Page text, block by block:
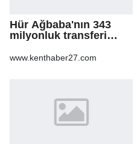
Hür Ağbaba'nın 343
milyonluk transferi
Ağbaba'ya milyonlar
www.kenthaber27.com